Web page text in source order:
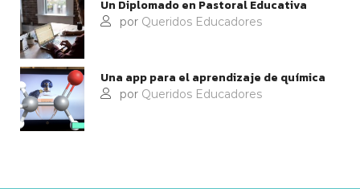
Un Diplomado en Pastoral Educativa
por Queridos Educadores
Una app para el aprendizaje de química
por Queridos Educadores